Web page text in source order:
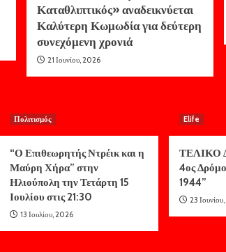
Καταθλιπτικός» αναδεικνύεται
Καλύτερη Κωμωδία για δεύτερη
συνεχόμενη χρονιά
21 Ιουνίου, 2026
Πολιτισμός
“Ο Επιθεωρητής Ντρέικ και η
Μαύρη Χήρα” στην
Ηλιούπολη την Τετάρτη 15
Ιουλίου στις 21:30
13 Ιουλίου, 2026
Elife
ΤΕΛΙΚΟ
4ος
1944”
23